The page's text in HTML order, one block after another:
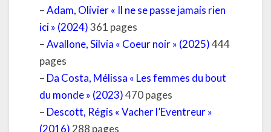
–Adam, Olivier « Il ne se passe jamais rien
ici » (2024)361 pages
–Avallone, Silvia « Coeur noir » (2025)444
pages
– Da Costa, Mélissa « Les femmes du bout
du monde » (2023)470 pages
– Descott, Régis « Vacher l’Eventreur »
(2016) 288 pages